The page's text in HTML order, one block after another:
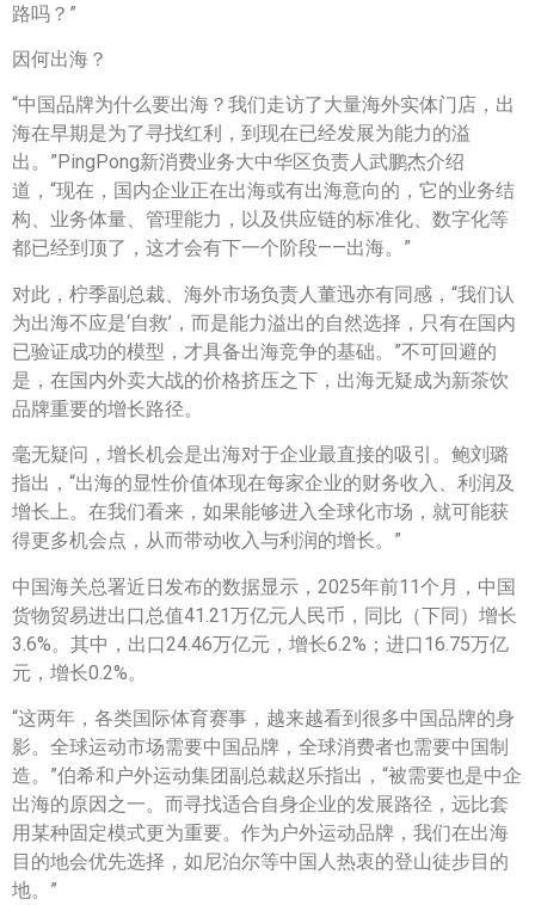
路吗？”
因何出海？
“中国品牌为什么要出海？我们走访了大量海外实体门店，出
海在早期是为了寻找红利，到现在已经发展为能力的溢
出。”PingPong新消费业务大中华区负责人武鹏杰介绍
道，“现在，国内企业正在出海或有出海意向的，它的业务结
构、业务体量、管理能力，以及供应链的标准化、数字化等
都已经到顶了，这才会有下一个阶段——出海。”
对此，柠季副总裁、海外市场负责人董迅亦有同感，“我们认
为出海不应是‘自救’，而是能力溢出的自然选择，只有在国内
已验证成功的模型，才具备出海竞争的基础。”不可回避的
是，在国内外卖大战的价格挤压之下，出海无疑成为新茶饮
品牌重要的增长路径。
毫无疑问，增长机会是出海对于企业最直接的吸引。鲍刘璐
指出，“出海的显性价值体现在每家企业的财务收入、利润及
增长上。在我们看来，如果能够进入全球化市场，就可能获
得更多机会点，从而带动收入与利润的增长。”
中国海关总署近日发布的数据显示，2025年前11个月，中国
货物贸易进出口总值41.21万亿元人民币，同比（下同）增长
3.6%。其中，出口24.46万亿元，增长6.2%；进口16.75万亿
元，增长0.2%。
“这两年，各类国际体育赛事，越来越看到很多中国品牌的身
影。全球运动市场需要中国品牌，全球消费者也需要中国制
造。”伯希和户外运动集团副总裁赵乐指出，“被需要也是中企
出海的原因之一。而寻找适合自身企业的发展路径，远比套
用某种固定模式更为重要。作为户外运动品牌，我们在出海
目的地会优先选择，如尼泊尔等中国人热衷的登山徒步目的
地。”